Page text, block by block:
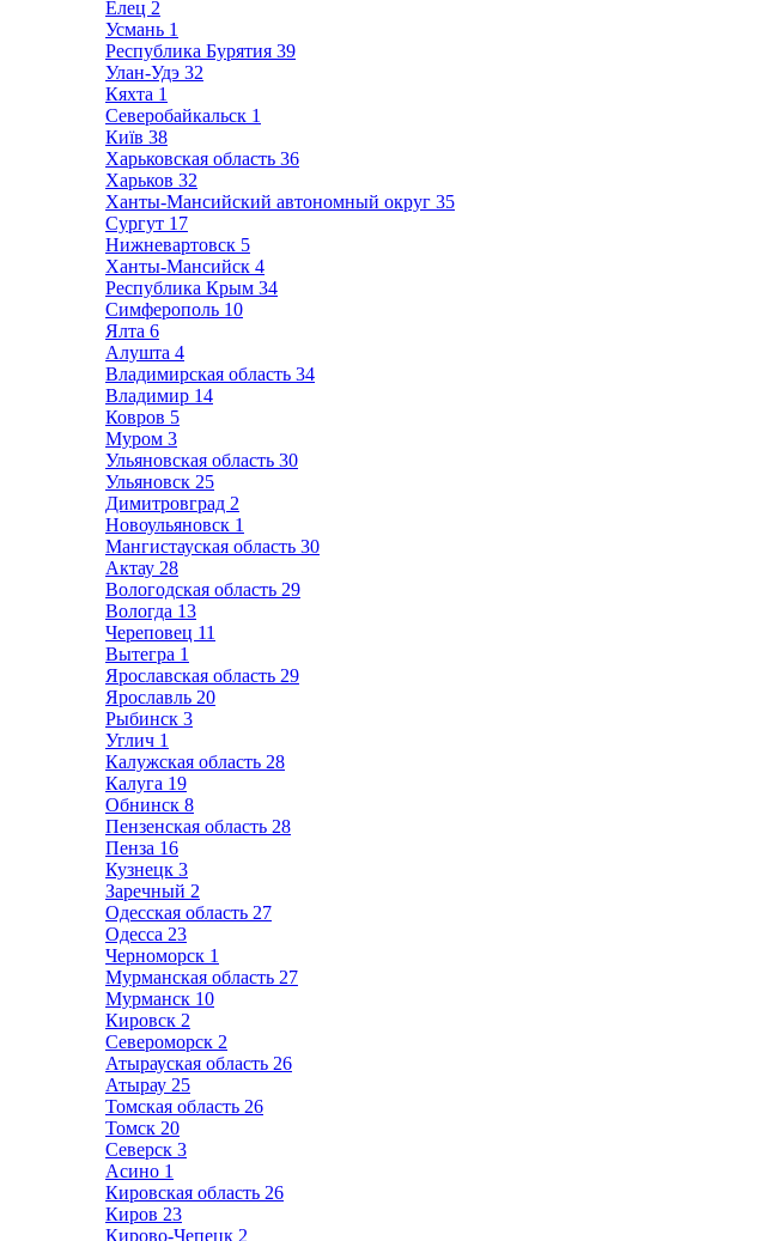
Елец 2
Усмань 1
Республика Бурятия 39
Улан-Удэ 32
Кяхта 1
Северобайкальск 1
Київ 38
Харьковская область 36
Харьков 32
Ханты-Мансийский автономный округ 35
Сургут 17
Нижневартовск 5
Ханты-Мансийск 4
Республика Крым 34
Симферополь 10
Ялта 6
Алушта 4
Владимирская область 34
Владимир 14
Ковров 5
Муром 3
Ульяновская область 30
Ульяновск 25
Димитровград 2
Новоульяновск 1
Мангистауская область 30
Актау 28
Вологодская область 29
Вологда 13
Череповец 11
Вытегра 1
Ярославская область 29
Ярославль 20
Рыбинск 3
Углич 1
Калужская область 28
Калуга 19
Обнинск 8
Пензенская область 28
Пенза 16
Кузнецк 3
Заречный 2
Одесская область 27
Одесса 23
Черноморск 1
Мурманская область 27
Мурманск 10
Кировск 2
Североморск 2
Атырауская область 26
Атырау 25
Томская область 26
Томск 20
Северск 3
Асино 1
Кировская область 26
Киров 23
Кирово-Чепецк 2